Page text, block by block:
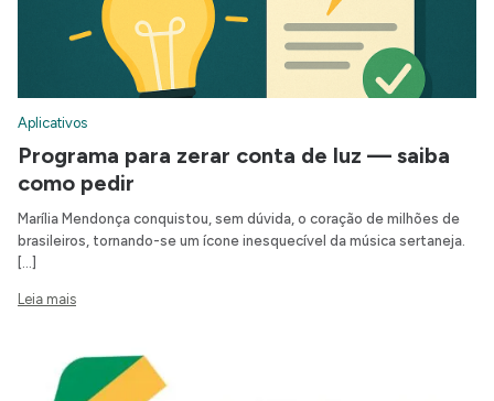
Aplicativos
Programa para zerar conta de luz — saiba
como pedir
Marília Mendonça conquistou, sem dúvida, o coração de milhões de
brasileiros, tornando-se um ícone inesquecível da música sertaneja.
[…]
Leia mais